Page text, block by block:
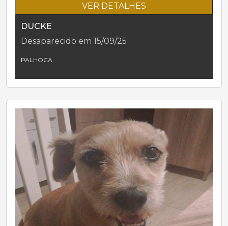
VER DETALHES
DUCKE
Desaparecido em 15/09/25
PALHOCA